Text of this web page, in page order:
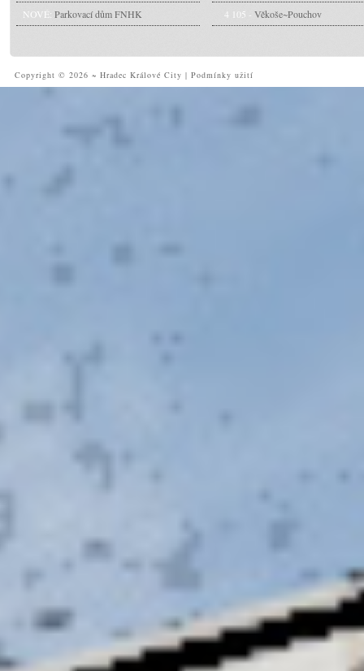
NOVÉ: Parkovací dům FNHK
4 105 - Věkoše~Pouchov
Copyright © 2026 ~ Hradec Králové City | Podmínky užití